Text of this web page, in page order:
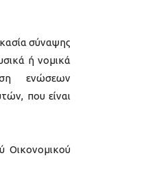
σύναψης
ή νομικά
ενώσεων
που είναι
Οικονομικού